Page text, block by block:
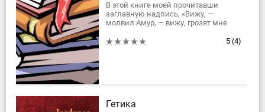
В этой книге моей прочитавши
заглавную надпись, «Вижу, —
молвил Амур, — вижу, грозят мне
укорять за измену поэта, Столько5 (4)
Гетика